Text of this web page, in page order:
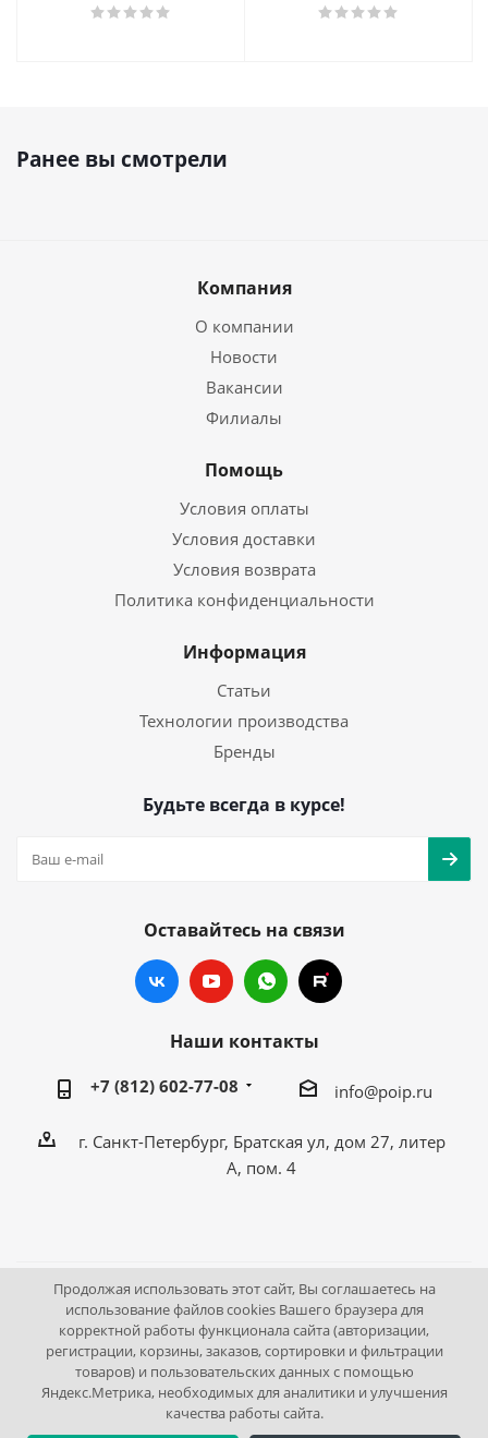
Ранее вы смотрели
Компания
О компании
Новости
Вакансии
Филиалы
Помощь
Условия оплаты
Условия доставки
Условия возврата
Политика конфиденциальности
Информация
Статьи
Технологии производства
Бренды
Будьте всегда в курсе!
Оставайтесь на связи
Наши контакты
+7 (812) 602-77-08 info@poip.ru
г. Санкт-Петербург, Братская ул, дом 27, литер
А, пом. 4
2009 - 2026 © Промышленное оборудование Интернет
портал.
195043, г. Санкт-Петербург, Братская ул, дом 27, литер А,
пом. 4
Продолжая использовать этот сайт, Вы соглашаетесь на
использование файлов cookies Вашего браузера для
корректной работы функционала сайта (авторизации,
регистрации, корзины, заказов, сортировки и фильтрации
товаров) и пользовательских данных с помощью
Яндекс.Метрика, необходимых для аналитики и улучшения
качества работы сайта.